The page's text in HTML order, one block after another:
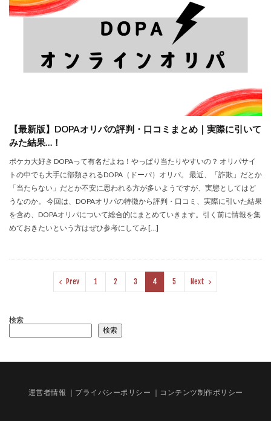
【最新版】DOPAオリパの評判・口コミまとめ｜実際に引いて
みた結果…！
ポケカ大好き DOPAって有名だよね！やっぱり当たりやすいの？ オリパサイ
トの中でも大手に部類されるDOPA（ドーパ）オリパ。 最近、「詐欺」だとか
「当たらない」だとか不安に思われる方が多いようですが、実態としてはど
うなのか。 今回は、DOPAオリパの特徴から評判・口コミ、実際に引いた結果
を含め、DOPAオリパについて総合的にまとめていきます。引く前に情報を集
めておきたいという方はぜひ参考にしてみ […]
Prev 1 2 3 4 5 Next
検索
検索
運営者情報 ｜プライバシーポリシー ｜コンテンツ制作ポリシー